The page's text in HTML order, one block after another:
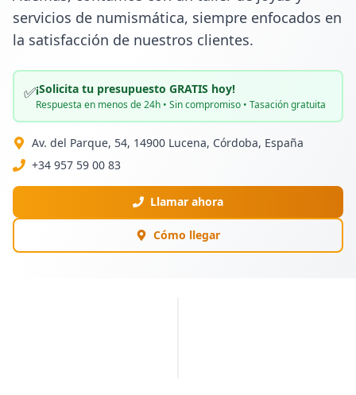
servicios de numismática, siempre enfocados en
la satisfacción de nuestros clientes.
✅¡Solicita tu presupuesto GRATIS hoy!
Respuesta en menos de 24h • Sin compromiso • Tasación gratuita
Av. del Parque, 54, 14900 Lucena, Córdoba, España
+34 957 59 00 83
Llamar ahora
Cómo llegar